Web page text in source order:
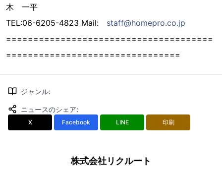
木 一平
TEL:06-6205-4823 Mail: staff@homepro.co.jp
======================================
================================
ジャンル:
ニュースのシェア:
X Facebook LINE 印刷
株式会社リクルート